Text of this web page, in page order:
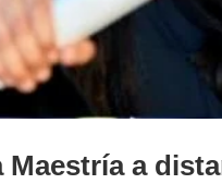
Maestría a